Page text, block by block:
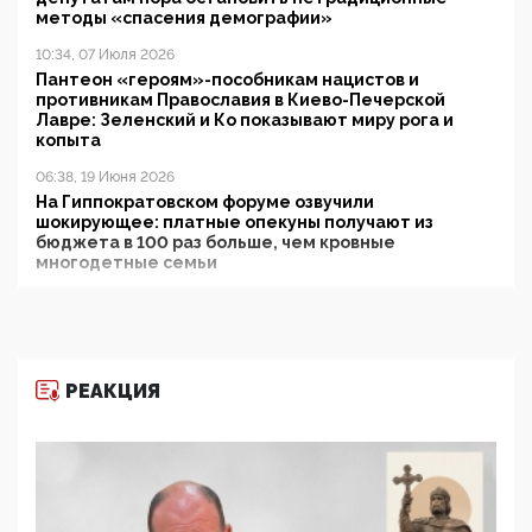
методы «спасения демографии»
10:34, 07 Июля 2026
Пантеон «героям»-пособникам нацистов и
противникам Православия в Киево-Печерской
Лавре: Зеленский и Ко показывают миру рога и
копыта
06:38, 19 Июня 2026
На Гиппократовском форуме озвучили
шокирующее: платные опекуны получают из
бюджета в 100 раз больше, чем кровные
многодетные семьи
11:53, 09 Июня 2026
деятельность ИИТО ЮНЕСКО в России, но
цифроглобалисты продолжают определять
повестку в образовании
09:43, 01 Июня 2026
РЕАКЦИЯ